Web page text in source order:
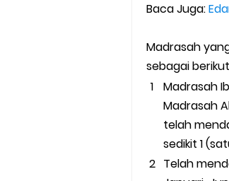
Baca Juga:
Madrasah
sebagai
Madrasah
Madrasah
telah
sedikit 1
Telah